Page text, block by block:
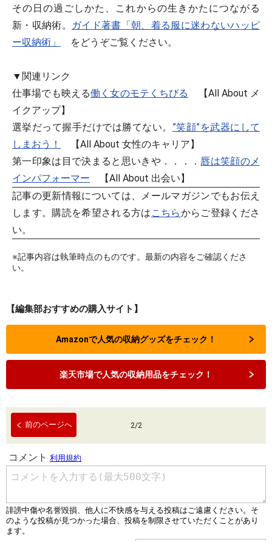
その日の過ごしかた、これからの生きかたにつながる
新・収納術。
ガイド著書「朝、着る服に迷わないハッピ
ー収納術」
をどうぞご覧ください。
▼関連リンク
仕事場でも映える働く女のモテくちびる
【All About メ
イクアップ】
選挙だって握手だけでは勝てない。 ”笑顔”を武器にして
しまおう！
【All About 女性のキャリア】
第一印象は目で決まると思いきや．．．． 唇は笑顔のメ
インパフォーマー 【All About 出会い】
記事の更新情報については、メールマガジンでもお伝え
します。購読を希望される方は こちらからご登録くださ
い。
※記事内容は執筆時点のものです。最新の内容をご確認くださ
い。
【編集部おすすめの購入サイト】
Amazonで人気の収納グッズをチェック！
楽天市場で人気の収納用品をチェック！
前のページへ 2/2